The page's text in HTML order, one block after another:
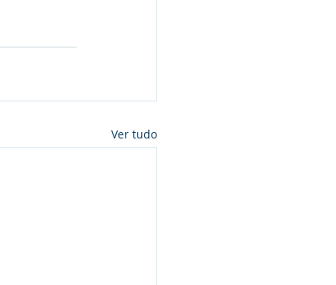
Ver tudo